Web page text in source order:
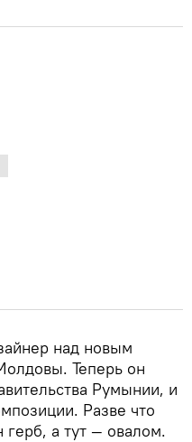
над новым
Теперь он
Румынии, и
Разве что
а тут — овалом.